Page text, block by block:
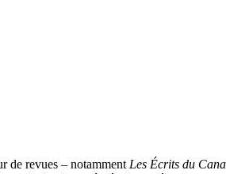
de revues – notamment Les Écrits du